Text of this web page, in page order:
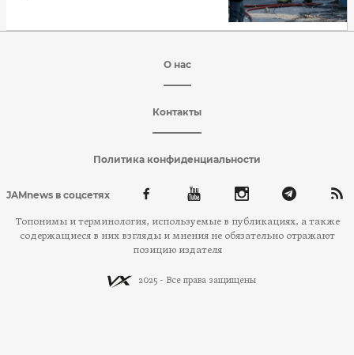
О нас
Контакты
Политика конфиденциальности
JAMnews в соцсетях
Топонимы и терминология, используемые в публикациях, а также
содержащиеся в них взгляды и мнения не обязательно отражают
позицию издателя
2025 - Все права защищены